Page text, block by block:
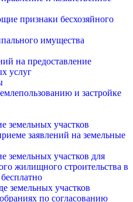
признаки бесхозяйного
имущества
на предоставление
услуг
и застройке
земельных участков
заявлений на земельные
земельных участков для
жилищного строительства в
земельных участков
по согласованию